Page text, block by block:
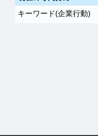
キーワード(企業行動)